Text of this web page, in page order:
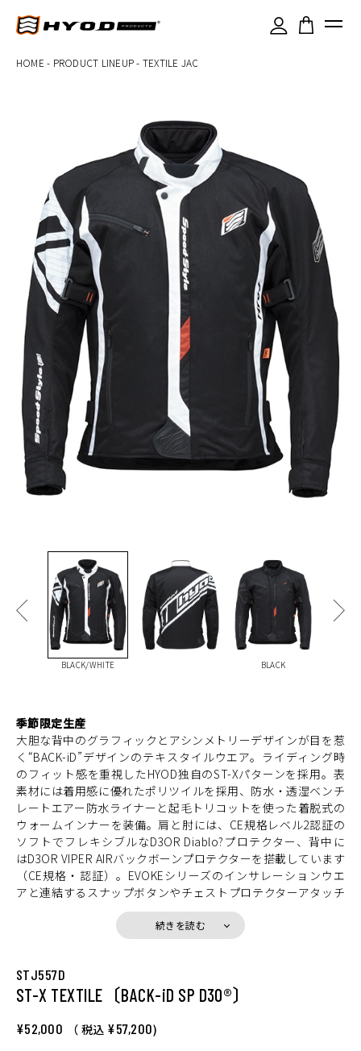
HOME - PRODUCT LINEUP- TEXTILE JAC
BLACK/WHITE BLACK
季節限定生産
大胆な背中のグラフィックとアシンメトリーデザインが目を惹
く“BACK-iD”デザインのテキスタイルウエア。ライディング時
のフィット感を重視したHYOD独自のST-Xパターンを採用。表
素材には着用感に優れたポリツイルを採用、防水・透湿ベンチ
レートエアー防水ライナーと起毛トリコットを使った着脱式の
ウォームインナーを装備。肩と肘には、CE規格レベル2認証の
ソフトでフレキシブルなD3OR Diablo?プロテクター、背中に
はD3OR VIPER AIRバックボーンプロテクターを搭載しています
（CE規格・認証）。EVOKEシリーズのインサレーションウエ
アと連結するスナップボタンやチェストプロテクターアタッチ
メントなど、拡張性を考慮したスペックも装備しています。
続きを読む
STJ557D
ST-X TEXTILE〔BACK-iD SP D3O®︎〕
¥52,000 （ 税込 ¥57,200)
×